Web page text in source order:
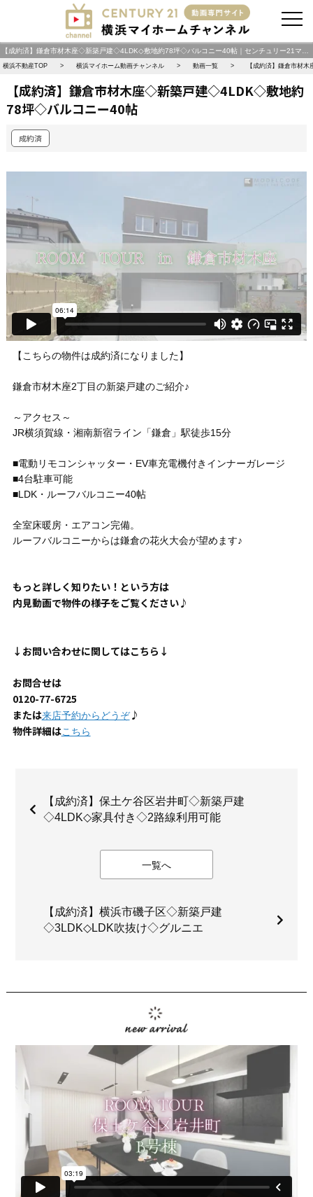
横浜不動産TOP 横浜マイホーム動画チャンネル 動画一覧 【成約済】鎌倉市材
【成約済】鎌倉市材木座◇新築戸建◇4LDK◇敷地約
78坪◇バルコニー40帖
成約済
【こちらの物件は成約済になりました】
鎌倉市材木座2丁目の新築戸建のご紹介♪
～アクセス～
JR横須賀線・湘南新宿ライン「鎌倉」駅徒歩15分
■電動リモコンシャッター・EV車充電機付きインナーガレージ
■4台駐車可能
■LDK・ルーフバルコニー40帖
全室床暖房・エアコン完備。
ルーフバルコニーからは鎌倉の花火大会が望めます♪
もっと詳しく知りたい！という方は
内見動画で物件の様子をご覧ください♪
↓お問い合わせに関してはこちら↓
お問合せは
0120-77-6725
または来店予約からどうぞ♪
物件詳細はこちら
【成約済】保土ケ谷区岩井町◇新築戸建
◇4LDK◇家具付き◇2路線利用可能
一覧へ
【成約済】横浜市磯子区◇新築戸建
◇3LDK◇LDK吹抜け◇グルニエ